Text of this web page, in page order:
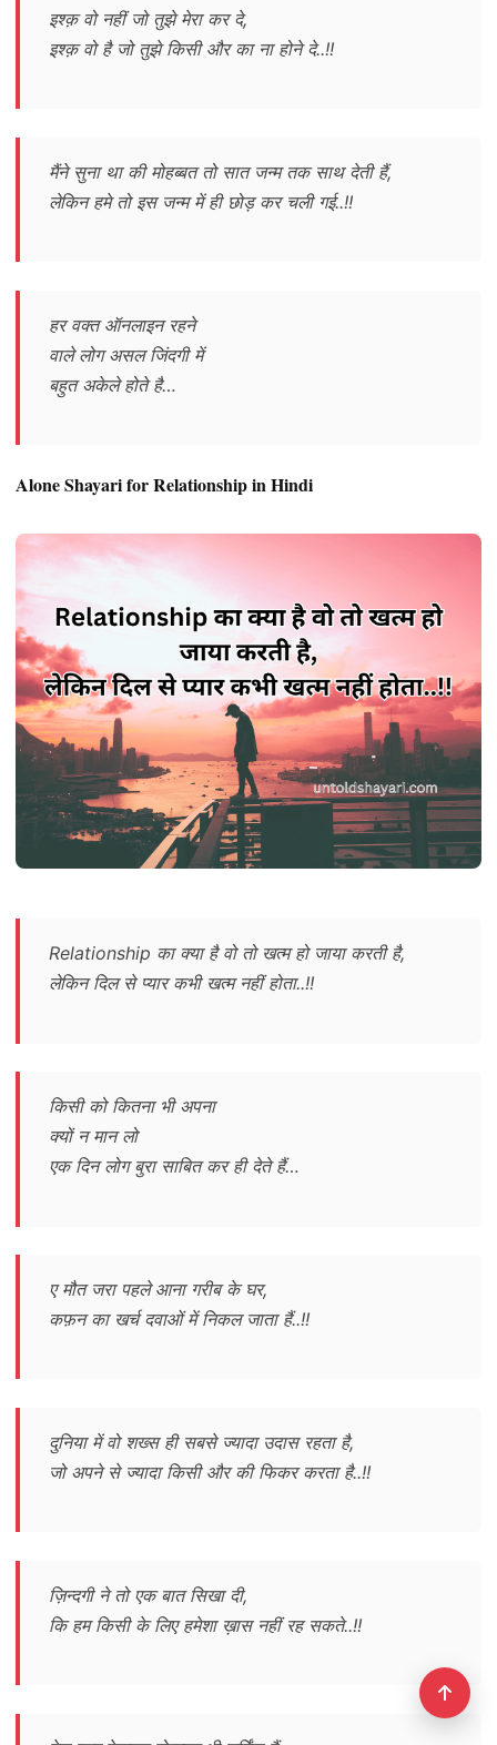
इश्क़ वो नहीं जो तुझे मेरा कर दे,
इश्क़ वो है जो तुझे किसी और का ना होने दे..!!
मैंने सुना था की मोहब्बत तो सात जन्म तक साथ देती हैं,
लेकिन हमे तो इस जन्म में ही छोड़ कर चली गई..!!
हर वक्त ऑनलाइन रहने
वाले लोग असल जिंदगी में
बहुत अकेले होते है…
Alone Shayari for Relationship in Hindi
Relationship का क्या है वो तो खत्म हो जाया करती है,
लेकिन दिल से प्यार कभी खत्म नहीं होता..!!
किसी को कितना भी अपना
क्यों न मान लो
एक दिन लोग बुरा साबित कर ही देते हैं…
ए मौत जरा पहले आना गरीब के घर,
कफ़न का खर्च दवाओं में निकल जाता हैं..!!
दुनिया में वो शख्स ही सबसे ज्यादा उदास रहता है,
जो अपने से ज्यादा किसी और की फिकर करता है..!!
ज़िन्दगी ने तो एक बात सिखा दी,
कि हम किसी के लिए हमेशा ख़ास नहीं रह सकते..!!